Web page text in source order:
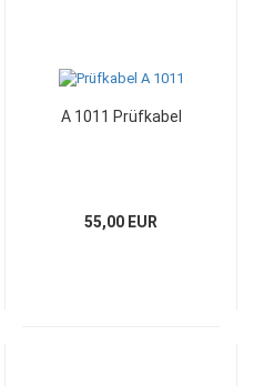
A 1011 Prüfkabel
55,00 EUR